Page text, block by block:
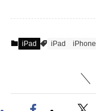
iPad iPad iPhone